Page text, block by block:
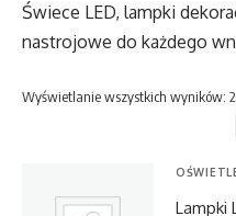
Świece LED, lampki
nastrojowe do każdego
Wyświetlanie wszystkich wyników: 2
Lampki